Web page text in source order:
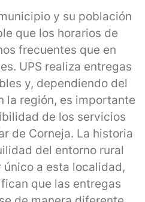
y su población
que los horarios de
frecuentes que en
UPS realiza entregas
y, dependiendo del
la región, es importante
de los servicios
de Corneja. La historia
del entorno rural
a esta localidad,
que las entregas